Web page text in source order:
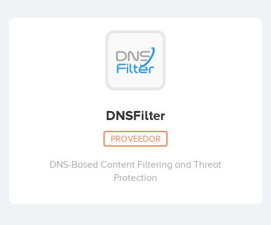
DNSFilter
PROVEEDOR
DNS-Based Content Filtering and Threat
Protection